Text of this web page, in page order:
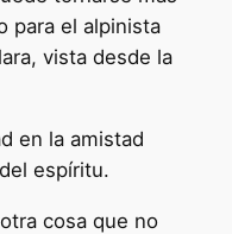
para el alpinista
vista desde la
en la amistad
espíritu.
cosa que no